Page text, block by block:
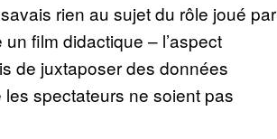
rien au sujet du rôle joué par
film didactique – l’aspect
de juxtaposer des données
spectateurs ne soient pas